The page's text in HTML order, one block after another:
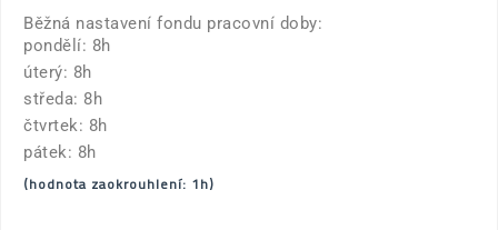
Běžná nastavení fondu pracovní doby:
pondělí: 8h
úterý: 8h
středa: 8h
čtvrtek: 8h
pátek: 8h
(hodnota zaokrouhlení: 1h)